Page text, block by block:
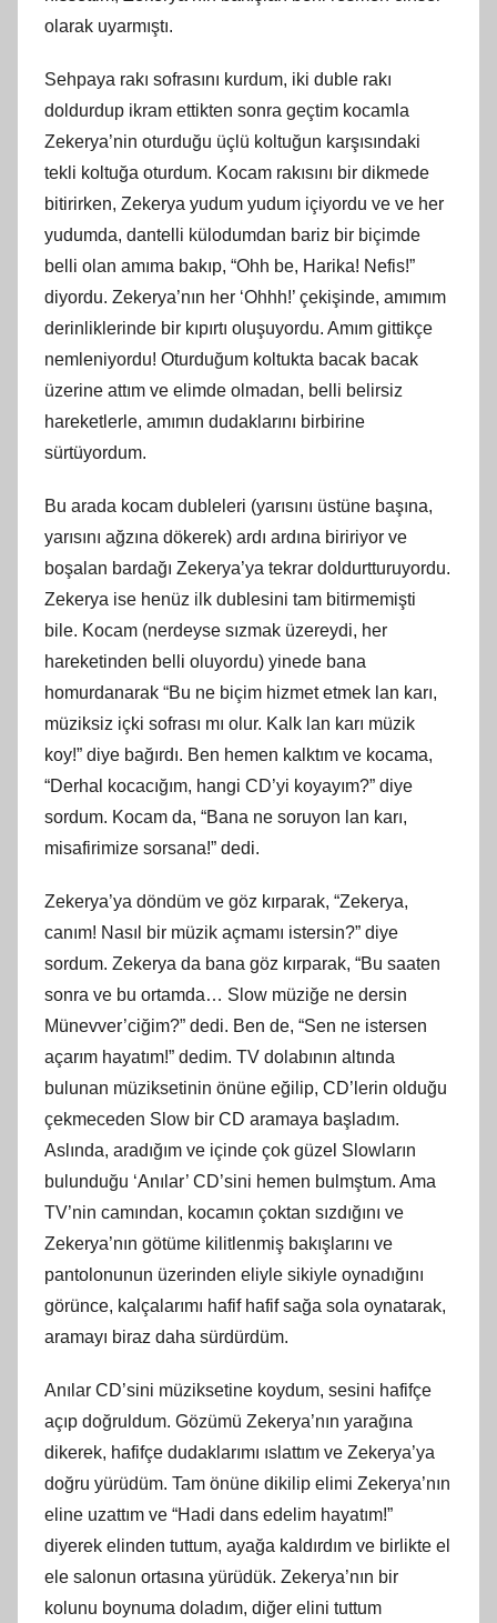
olarak uyarmıştı.
Sehpaya rakı sofrasını kurdum, iki duble rakı
doldurdup ikram ettikten sonra geçtim kocamla
Zekerya’nin oturduğu üçlü koltuğun karşısındaki
tekli koltuğa oturdum. Kocam rakısını bir dikmede
bitirirken, Zekerya yudum yudum içiyordu ve ve her
yudumda, dantelli külodumdan bariz bir biçimde
belli olan amıma bakıp, “Ohh be, Harika! Nefis!”
diyordu. Zekerya’nın her ‘Ohhh!’ çekişinde, amımım
derinliklerinde bir kıpırtı oluşuyordu. Amım gittikçe
nemleniyordu! Oturduğum koltukta bacak bacak
üzerine attım ve elimde olmadan, belli belirsiz
hareketlerle, amımın dudaklarını birbirine
sürtüyordum.
Bu arada kocam dubleleri (yarısını üstüne başına,
yarısını ağzına dökerek) ardı ardına biririyor ve
boşalan bardağı Zekerya’ya tekrar doldurtturuyordu.
Zekerya ise henüz ilk dublesini tam bitirmemişti
bile. Kocam (nerdeyse sızmak üzereydi, her
hareketinden belli oluyordu) yinede bana
homurdanarak “Bu ne biçim hizmet etmek lan karı,
müziksiz içki sofrası mı olur. Kalk lan karı müzik
koy!” diye bağırdı. Ben hemen kalktım ve kocama,
“Derhal kocacığım, hangi CD’yi koyayım?” diye
sordum. Kocam da, “Bana ne soruyon lan karı,
misafirimize sorsana!” dedi.
Zekerya’ya döndüm ve göz kırparak, “Zekerya,
canım! Nasıl bir müzik açmamı istersin?” diye
sordum. Zekerya da bana göz kırparak, “Bu saaten
sonra ve bu ortamda… Slow müziğe ne dersin
Münevver’ciğim?” dedi. Ben de, “Sen ne istersen
açarım hayatım!” dedim. TV dolabının altında
bulunan müziksetinin önüne eğilip, CD’lerin olduğu
çekmeceden Slow bir CD aramaya başladım.
Aslında, aradığım ve içinde çok güzel Slowların
bulunduğu ‘Anılar’ CD’sini hemen bulmştum. Ama
TV’nin camından, kocamın çoktan sızdığını ve
Zekerya’nın götüme kilitlenmiş bakışlarını ve
pantolonunun üzerinden eliyle sikiyle oynadığını
görünce, kalçalarımı hafif hafif sağa sola oynatarak,
aramayı biraz daha sürdürdüm.
Anılar CD’sini müziksetine koydum, sesini hafifçe
açıp doğruldum. Gözümü Zekerya’nın yarağına
dikerek, hafifçe dudaklarımı ıslattım ve Zekerya’ya
doğru yürüdüm. Tam önüne dikilip elimi Zekerya’nın
eline uzattım ve “Hadi dans edelim hayatım!”
diyerek elinden tuttum, ayağa kaldırdım ve birlikte el
ele salonun ortasına yürüdük. Zekerya’nın bir
kolunu boynuma doladım, diğer elini tuttum